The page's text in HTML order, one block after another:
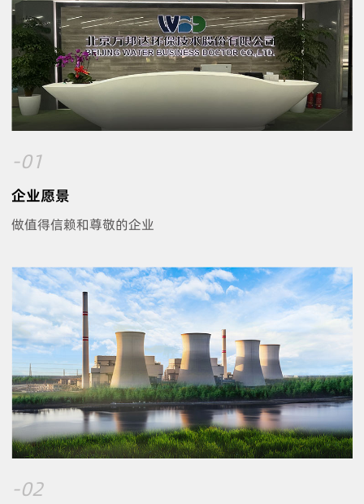
-01
企业愿景
做值得信赖和尊敬的企业
-02